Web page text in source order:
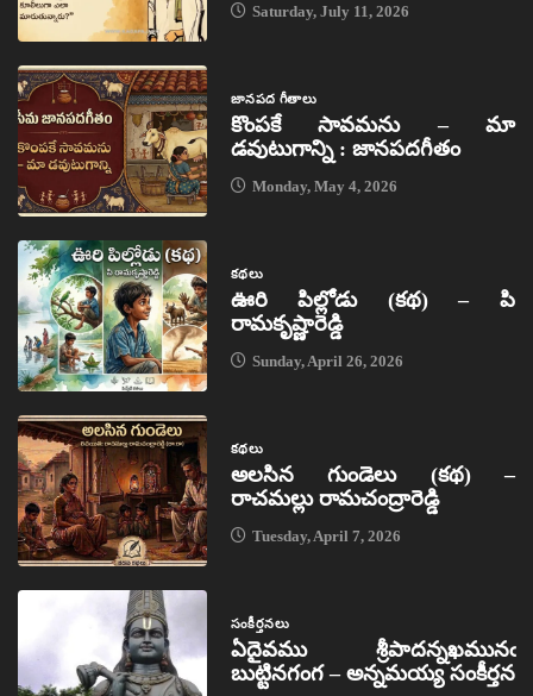
Saturday, July 11, 2026
జానపద గీతాలు
కొంపకే సావమను – మా
డవుటుగాన్ని : జానపదగీతం
Monday, May 4, 2026
కథలు
ఊరి పిల్లోడు (కథ) – పి
రామకృష్ణారెడ్డి
Sunday, April 26, 2026
కథలు
అలసిన గుండెలు (కథ) –
రాచమల్లు రామచంద్రారెడ్డి
Tuesday, April 7, 2026
సంకీర్తనలు
ఏదైవము శ్రీపాదన్నఖమునఁ
బుట్టినగంగ – అన్నమయ్య సంకీర్తన